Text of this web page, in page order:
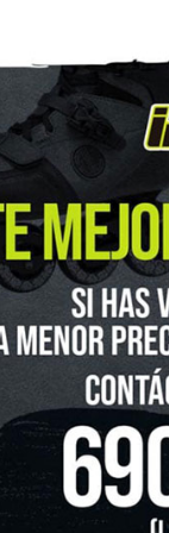
en